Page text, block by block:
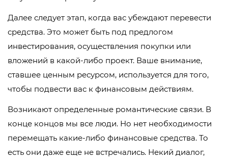
Далее следует этап, когда вас убеждают перевести
средства. Это может быть под предлогом
инвестирования, осуществления покупки или
вложений в какой-либо проект. Ваше внимание,
ставшее ценным ресурсом, используется для того,
чтобы подвести вас к финансовым действиям.
Возникают определенные романтические связи. В
конце концов мы все люди. Но нет необходимости
перемещать какие-либо финансовые средства. То
есть они даже еще не встречались. Некий диалог,